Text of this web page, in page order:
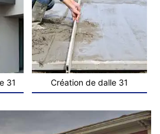
31 Création de dalle 31